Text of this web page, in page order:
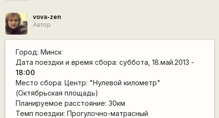
vova-zen
Автор
Город: Минск
Дата поездки и время сбора: суббота, 18.май.2013 -
18:00
Место сбора: Центр: "Нулевой километр"
(Октябрьская площадь)
Планируемое расстояние: 30км
Темп поездки: Прогулочно-матрасный